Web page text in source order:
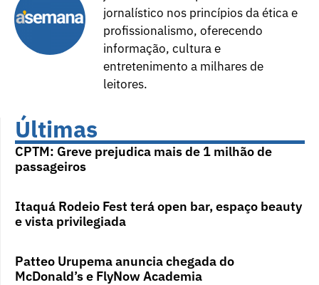
jornalístico nos princípios da ética e
profissionalismo, oferecendo
informação, cultura e
entretenimento a milhares de
leitores.
Últimas
CPTM: Greve prejudica mais de 1 milhão de
passageiros
Itaquá Rodeio Fest terá open bar, espaço beauty
e vista privilegiada
Patteo Urupema anuncia chegada do
McDonald’s e FlyNow Academia